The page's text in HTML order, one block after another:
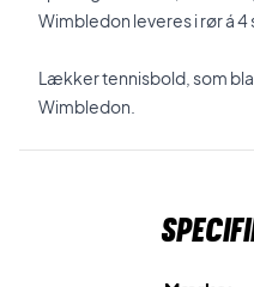
Wimbledon leveres i rør á 4
Lækker tennisbold, som
Wimbledon.